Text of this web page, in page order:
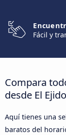
Fácil y
Compara
desde El
Aquí tienes una
baratos del